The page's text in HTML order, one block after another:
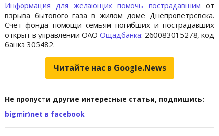
Информация для желающих помочь пострадавшим от
взрыва бытового газа в жилом доме Днепропетровска.
Счет фонда помощи семьям погибших и пострадавших
открыт в управлении ОАО Ощадбанка: 260083015278, код
банка 305482.
Читайте нас в Google.News
Не пропусти другие интересные статьи, подпишись:
bigmir)net в facebook